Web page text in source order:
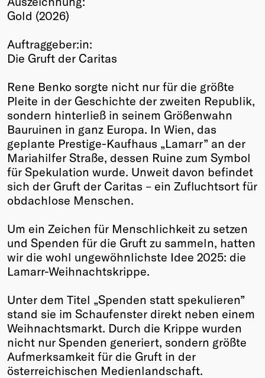
Winners
Past
Annual
Gold (2026)
Auftraggeber:in:
Die Gruft der Caritas
Rene Benko sorgte nicht nur für die größte
Pleite in der Geschichte der zweiten Republik,
sondern hinterließ in seinem Größenwahn
Bauruinen in ganz Europa. In Wien, das
geplante Prestige-Kaufhaus „Lamarr” an der
Mariahilfer Straße, dessen Ruine zum Symbol
für Spekulation wurde. Unweit davon befindet
sich der Gruft der Caritas – ein Zufluchtsort für
obdachlose Menschen.
Um ein Zeichen für Menschlichkeit zu setzen
und Spenden für die Gruft zu sammeln, hatten
wir die wohl ungewöhnlichste Idee 2025: die
Lamarr-Weihnachtskrippe.
Unter dem Titel „Spenden statt spekulieren”
stand sie im Schaufenster direkt neben einem
Weihnachtsmarkt. Durch die Krippe wurden
nicht nur Spenden generiert, sondern größte
Aufmerksamkeit für die Gruft in der
österreichischen Medienlandschaft.